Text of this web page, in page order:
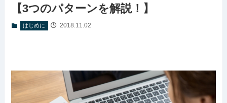
【3つのパターンを解説！】
はじめに 2018.11.02